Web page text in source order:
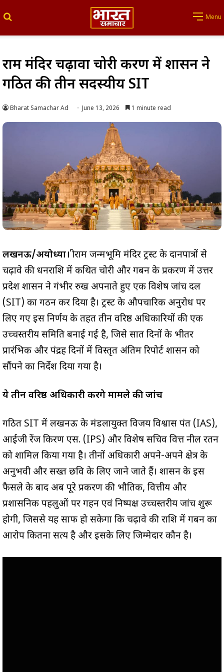
Menu
राम मंदिर चढ़ावा चोरी प्रकरण में शासन ने
गठित की तीन सदस्यीय SIT
Bharat Samachar Ad June 13, 2026 1 minute read
लखनऊ/अयोध्या।श्रीराम जन्मभूमि मंदिर ट्रस्ट के दानपात्रों से
चढ़ावे की धनराशि में कथित चोरी और गबन के प्रकरण में उत्तर
प्रदेश शासन ने गंभीर रुख अपनाते हुए एक विशेष जांच दल
(SIT) का गठन कर दिया है। ट्रस्ट के औपचारिक अनुरोध पर
लिए गए इस निर्णय के तहत तीन वरिष्ठ अधिकारियों की एक
उच्चस्तरीय समिति बनाई गई है, जिसे सात दिनों के भीतर
प्रारंभिक और पंद्रह दिनों में विस्तृत अंतिम रिपोर्ट शासन को
सौंपने का निर्देश दिया गया है।
ये तीन वरिष्ठ अधिकारी करेंगे मामले की जांच
गठित SIT में लखनऊ के मंडलायुक्त विजय विश्वास पंत (IAS),
आईजी रेंज किरण एस. (IPS) और विशेष सचिव वित्त नील रतन
को शामिल किया गया है। तीनों अधिकारी अपने-अपने क्षेत्र के
अनुभवी और सख्त छवि के लिए जाने जाते हैं। शासन के इस
फैसले के बाद अब पूरे प्रकरण की भौतिक, वित्तीय और
प्रशासनिक पहलुओं पर गहन एवं निष्पक्ष उच्चस्तरीय जांच शुरू
होगी, जिससे यह साफ हो सकेगा कि चढ़ावे की राशि में गबन का
आरोप कितना सत्य है और इसके लिए जिम्मेदार कौन है।